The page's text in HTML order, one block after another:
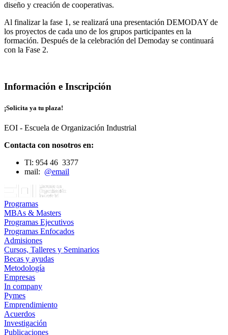
diseño y creación de cooperativas.
Al finalizar la fase 1, se realizará una presentación DEMODAY de
los proyectos de cada uno de los grupos participantes en la
formación. Después de la celebración del Demoday se continuará
con la Fase 2.
Información e Inscripción
¡Solicita ya tu plaza!
EOI - Escuela de Organización Industrial
Contacta con nosotros en:
Tl: 954 46 3377
mail: @email
Programas
MBAs & Masters
Programas Ejecutivos
Programas Enfocados
Admisiones
Cursos, Talleres y Seminarios
Becas y ayudas
Metodología
Empresas
In company
Pymes
Emprendimiento
Acuerdos
Investigación
Publicaciones